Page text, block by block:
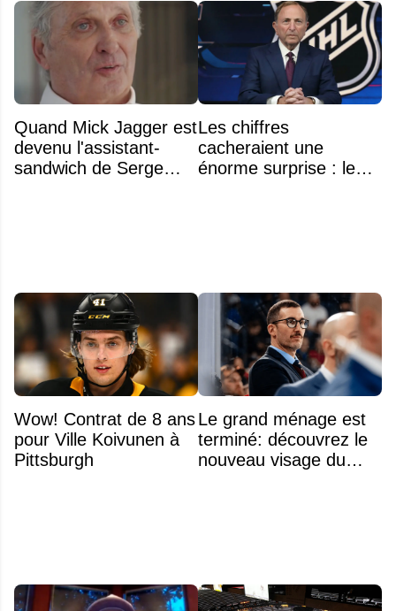
Quand Mick Jagger est
devenu l'assistant-
sandwich de Serge
Les chiffres
cacheraient une
énorme surprise : le
Wow! Contrat de 8 ans
pour Ville Koivunen à
Pittsburgh
Le grand ménage est
terminé: découvrez le
nouveau visage du